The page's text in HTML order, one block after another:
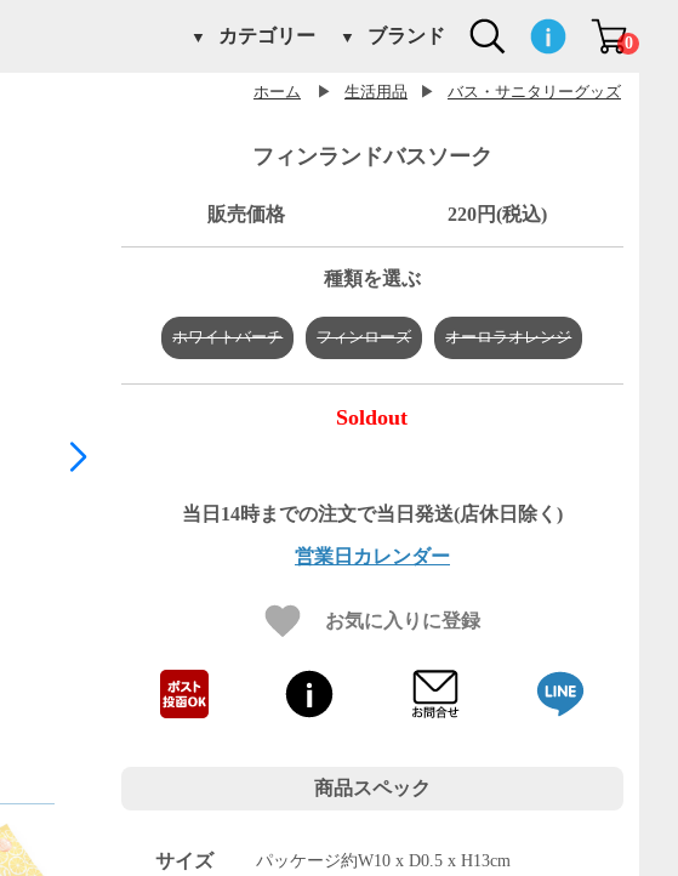
カテゴリー ブランド 0
ホーム ▶ 生活用品 ▶ バス・サニタリーグッズ
フィンランドバスソーク
販売価格 220円(税込)
種類を選ぶ
ホワイトバーチ フィンローズ オーロラオレンジ
Soldout
営業日カレンダー
お気に入りに登録
商品スペック
サイズ パッケージ約W10 x D0.5 x H13cm